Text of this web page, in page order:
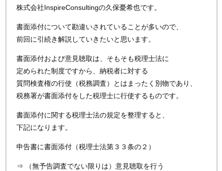
株式会社InspireConsultingの久保憂希也です。
書面添付について勘違いされていることが多いので、
前回に引続き解説していきたいと思います。
書面添付および意見聴取は、そもそも税理士法に
定められた制度ですから、納税者に対する
質問検査権の行使（税務調査）とはまったく別物であり、
税務署が書面添付をした税理士に行使するものです。
書面添付に関する税理士法の規定を整理すると、
下記になります。
申告書に書面添付（税理士法第３３条の２）
⇒ （無予告調査でない限りは）意見聴取を行う